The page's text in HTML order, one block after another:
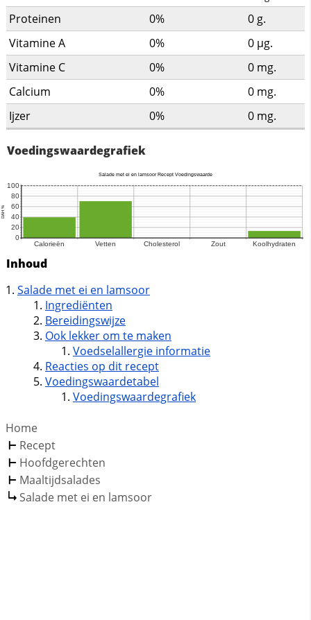
Proteinen 0% 0 g.
Vitamine A
0% 0 µg.
Vitamine C
0% 0 mg.
Calcium
0% 0 mg.
Ijzer
0% 0 mg.
Voedingswaardegrafiek
Inhoud
Salade met ei en lamsoor
Ingrediënten
Bereidingswijze
Ook lekker om te maken
Voedselallergie informatie
Reacties op dit recept
Voedingswaardetabel
Voedingswaardegrafiek
Home
Recept
Hoofdgerechten
Maaltijdsalades
Salade met ei en lamsoor